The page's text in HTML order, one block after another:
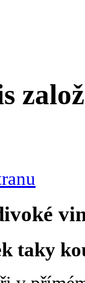
taky